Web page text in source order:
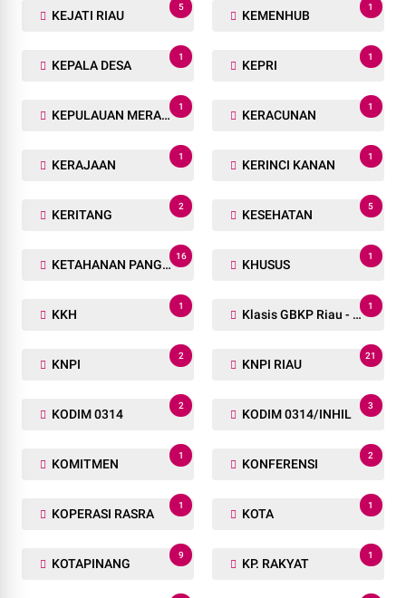
KEJATI RIAU
5
KEMENHUB
1
KEPALA DESA
1
KEPRI
1
KEPULAUAN MERANTI
1
KERACUNAN
1
KERAJAAN
1
KERINCI KANAN
1
KERITANG
2
KESEHATAN
5
KETAHANAN PANGAN
16
KHUSUS
1
KKH
1
Klasis GBKP Riau - Sumbar.
1
KNPI
2
KNPI RIAU
21
KODIM 0314
2
KODIM 0314/INHIL
3
KOMITMEN
1
KONFERENSI
2
KOPERASI RASRA
1
KOTA
1
KOTAPINANG
9
KP. RAKYAT
1